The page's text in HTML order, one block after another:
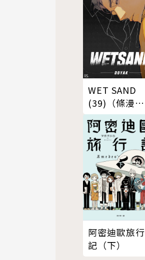
WET SAND
(39)（條漫
版）
阿密迪歐旅行
記（下）